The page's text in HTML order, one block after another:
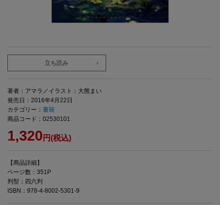
立ち読み
著者：アマラ／イラスト：大熊まい
発売日：2016年4月22日
カテゴリー： 書籍
商品コード：02530101
1,320 円(税込)
【商品詳細】
ページ数：351P
判型：四六判
ISBN：978-4-8002-5301-9